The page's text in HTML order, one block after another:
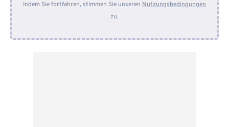
Von Dropbox
Indem Sie fortfahren, stimmen Sie unseren Nutzungsbedingungen
zu.